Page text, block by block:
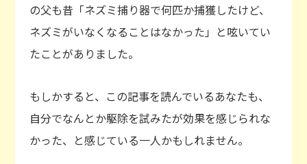
の父も昔「ネズミ捕り器で何匹か捕獲したけど、
ネズミがいなくなることはなかった」と呟いてい
たことがありました。
もしかすると、この記事を読んでいるあなたも、
自分でなんとか駆除を試みたが効果を感じられな
かった、と感じている一人かもしれません。